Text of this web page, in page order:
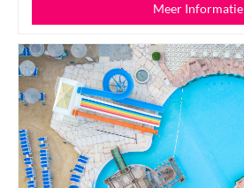
Meer Informatie